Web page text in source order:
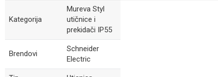
Kategorija
Mureva Styl
utičnice i
prekidači IP55
Brendovi
Schneider
Electric